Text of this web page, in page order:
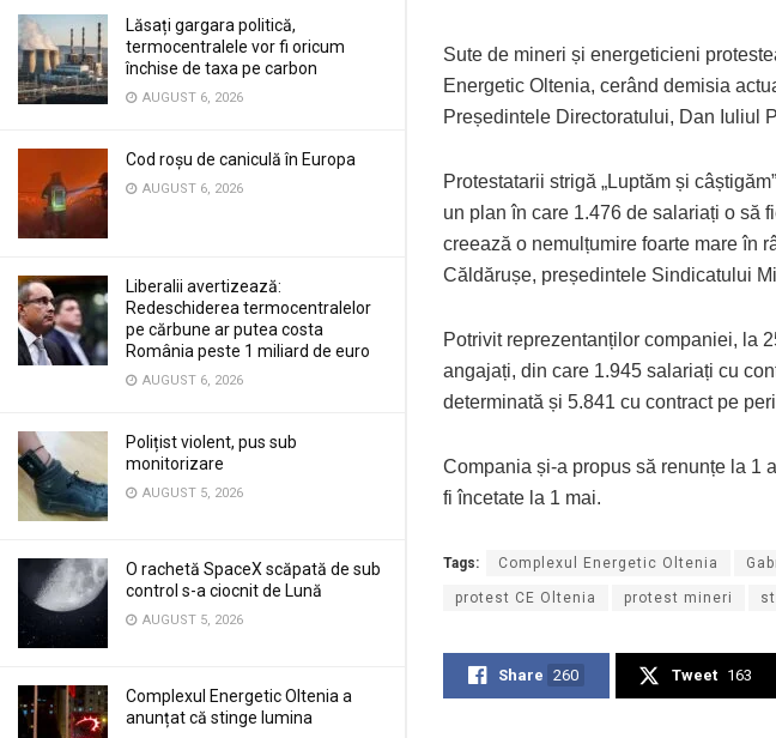
Lăsați gargara politică,
termocentralele vor fi oricum
închise de taxa pe carbon
AUGUST 6, 2026
Cod roșu de caniculă în Europa
AUGUST 6, 2026
Liberalii avertizează:
Redeschiderea termocentralelor
pe cărbune ar putea costa
România peste 1 miliard de euro
AUGUST 6, 2026
Polițist violent, pus sub
monitorizare
AUGUST 5, 2026
O rachetă SpaceX scăpată de sub
control s-a ciocnit de Lună
AUGUST 5, 2026
Complexul Energetic Oltenia a
anunțat că stinge lumina
Sute de mineri și energeticieni
Energetic Oltenia, cerând demisia
Președintele Directoratului, Dan Iuliul
Protestatarii strigă „Luptăm și
un plan în care 1.476 de salariați o să
creează o nemulțumire foarte mare în
Căldărușe, președintele Sindicatului
Potrivit reprezentanților companiei, la
angajați, din care 1.945 salariați cu
determinată și 5.841 cu contract pe
Compania și-a propus să renunțe la 1
fi încetate la 1 mai.
Tags: Complexul Energetic Oltenia
protest CE Oltenia protest mineri
Share 260 Tweet 163